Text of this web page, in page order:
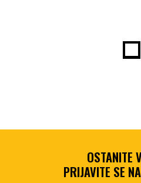
OSTANITE
PRIJAVITE SE